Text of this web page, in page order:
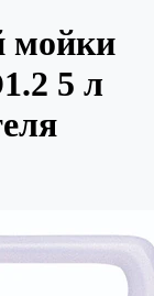
мойки
5 л